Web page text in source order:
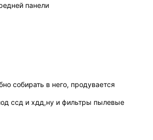
панели
собирать в него, продувается
ссд и хдд,ну и фильтры пылевые